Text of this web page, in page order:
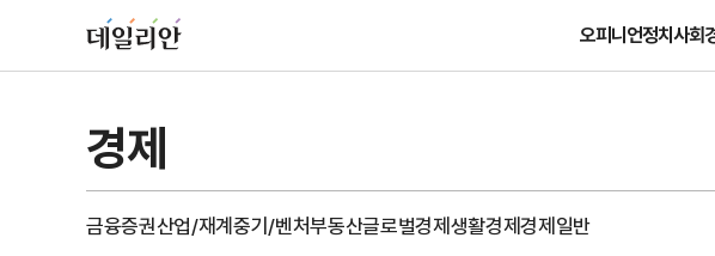
오피니언정치사회
경제
금융증권산업/재계중기/벤처부동산글로벌경제생활경제경제일반